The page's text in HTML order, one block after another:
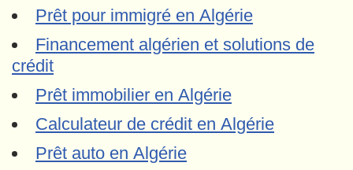
Prêt pour immigré en Algérie
Financement algérien et solutions de
crédit
Prêt immobilier en Algérie
Calculateur de crédit en Algérie
Prêt auto en Algérie